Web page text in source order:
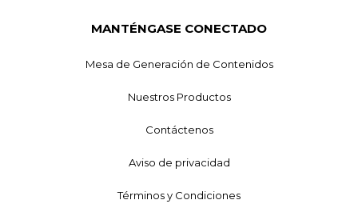
MANTÉNGASE CONECTADO
Mesa de Generación de Contenidos
Nuestros Productos
Contáctenos
Aviso de privacidad
Términos y Condiciones